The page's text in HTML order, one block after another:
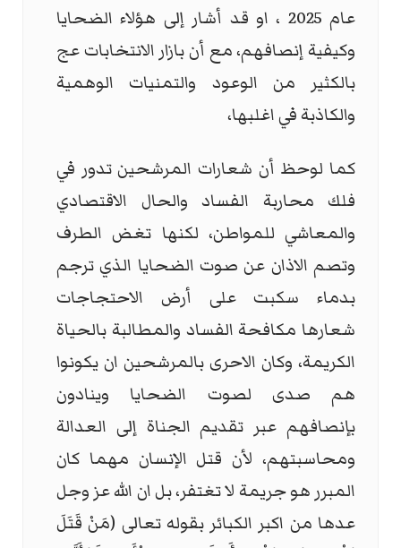
عام 2025 ، او قد أشار إلى هؤلاء الضحايا
وكيفية إنصافهم، مع أن بازار الانتخابات عج
بالكثير من الوعود والتمنيات الوهمية
والكاذبة في اغلبها،
كما لوحظ أن شعارات المرشحين تدور في
فلك محاربة الفساد والحال الاقتصادي
والمعاشي للمواطن، لكنها تغض الطرف
وتصم الاذان عن صوت الضحايا الذي ترجم
بدماء سكبت على أرض الاحتجاجات
شعارها مكافحة الفساد والمطالبة بالحياة
الكريمة، وكان الاحرى بالمرشحين ان يكونوا
هم صدى لصوت الضحايا وينادون
بإنصافهم عبر تقديم الجناة إلى العدالة
ومحاسبتهم، لأن قتل الإنسان مهما كان
المبرر هو جريمة لا تغتفر، بل ان الله عز وجل
عدها من اكبر الكبائر بقوله تعالى (مَنْ قَتَلَ